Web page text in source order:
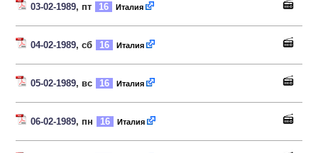
03-02-1989, пт 16 Италия
04-02-1989, сб 16 Италия
05-02-1989, вс 16 Италия
06-02-1989, пн 16 Италия